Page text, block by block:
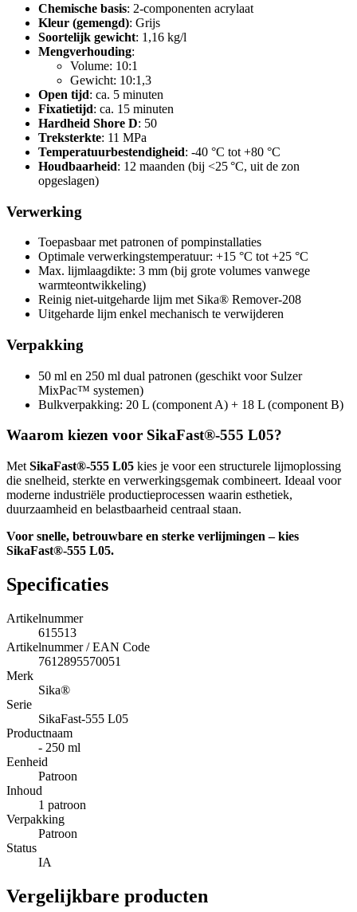
Chemische basis: 2-componenten acrylaat
Kleur (gemengd): Grijs
Soortelijk gewicht: 1,16 kg/l
Mengverhouding:
Volume: 10:1
Gewicht: 10:1,3
Open tijd: ca. 5 minuten
Fixatietijd: ca. 15 minuten
Hardheid Shore D: 50
Treksterkte: 11 MPa
Temperatuurbestendigheid: -40 °C tot +80 °C
Houdbaarheid: 12 maanden (bij <25 °C, uit de zon
opgeslagen)
Verwerking
Toepasbaar met patronen of pompinstallaties
Optimale verwerkingstemperatuur: +15 °C tot +25 °C
Max. lijmlaagdikte: 3 mm (bij grote volumes vanwege
warmteontwikkeling)
Reinig niet-uitgeharde lijm met Sika® Remover-208
Uitgeharde lijm enkel mechanisch te verwijderen
Verpakking
50 ml en 250 ml dual patronen (geschikt voor Sulzer
MixPac™ systemen)
Bulkverpakking: 20 L (component A) + 18 L (component B)
Waarom kiezen voor SikaFast®-555 L05?
Met SikaFast®-555 L05 kies je voor een structurele lijmoplossing
die snelheid, sterkte en verwerkingsgemak combineert. Ideaal voor
moderne industriële productieprocessen waarin esthetiek,
duurzaamheid en belastbaarheid centraal staan.
Voor snelle, betrouwbare en sterke verlijmingen – kies
SikaFast®-555 L05.
Specificaties
Artikelnummer
615513
Artikelnummer / EAN Code
7612895570051
Merk
Sika®
Serie
SikaFast-555 L05
Productnaam
- 250 ml
Eenheid
Patroon
Inhoud
1 patroon
Verpakking
Patroon
Status
IA
Vergelijkbare producten